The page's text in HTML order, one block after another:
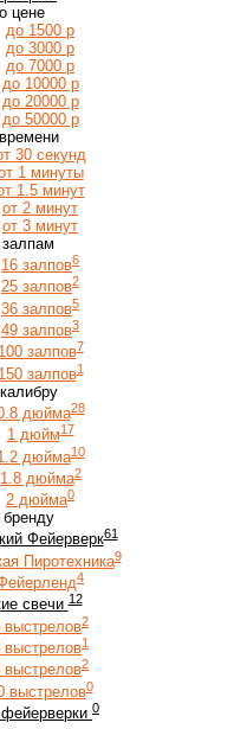
цене
до 1500 р
до 3000 р
до 7000 р
до 10000 р
до 20000 р
до 50000 р
30 секунд
1 минуты
1.5 минут
от 2 минут
от 3 минут
16 залпов6
25 залпов2
36 залпов5
49 залпов3
100 залпов7
150 залпов1
дюйма28
1 дюйм17
дюйма10
1.8 дюйма2
2 дюйма0
бренду
Фейерверк61
Пиротехника9
4
свечи 12
выстрелов2
выстрелов1
выстрелов2
выстрелов0
0